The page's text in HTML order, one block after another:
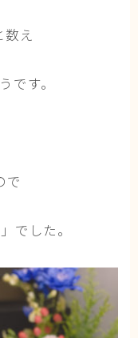
数え
です。
で
でした。